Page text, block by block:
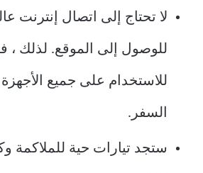
لا تحتاج إلى اتصال إنترنت
للوصول إلى الموقع. لذلك ،
للاستخدام على جميع الأجهزة
السفر.
ستجد تيارات حية للملاكمة